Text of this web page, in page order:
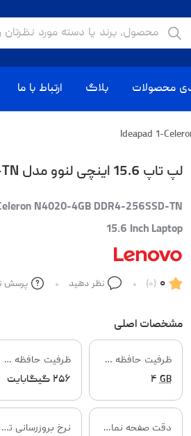
محصولات بلاگ ارتباط با ما
لپ تاپ 15.6 اینچی لنوو مدل Ideapad 1-Celeron N4020-4GB DDR4-256SSD-TN
N4020-4GB DDR4-256SSD-TN
15.6 Inch Laptop
۰ (۰) نظر دهید پرسش
مشخصات اصلی
ظرفیت حافظه RAM
۴GB
ظرفیت حافظه داخلی
۲۵۶ گیگابایت
دقت صفحه نمایش
نرخ بروزرسانی تصویر